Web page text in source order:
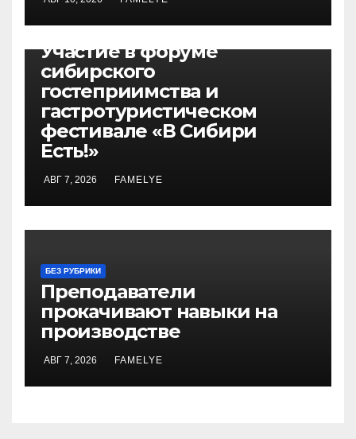
Участие в форуме
сибирского
гостеприимства и
гастротуристическом
фестивале «В Сибири
Есть!»
АВГ 7, 2026 FAMELYE
БЕЗ РУБРИКИ
Преподаватели
прокачивают навыки на
производстве
АВГ 7, 2026 FAMELYE